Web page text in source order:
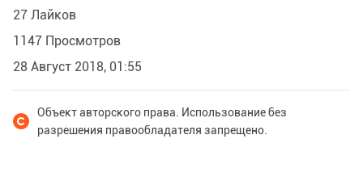
27 Лайков
1147 Просмотров
28 Август 2018, 01:55
Объект авторского права. Использование без
разрешения правообладателя запрещено.